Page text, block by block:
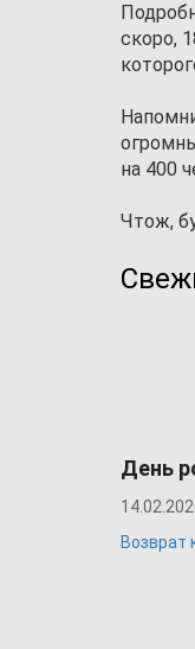
скоро,
на 400
Чтож,
День
Возврат